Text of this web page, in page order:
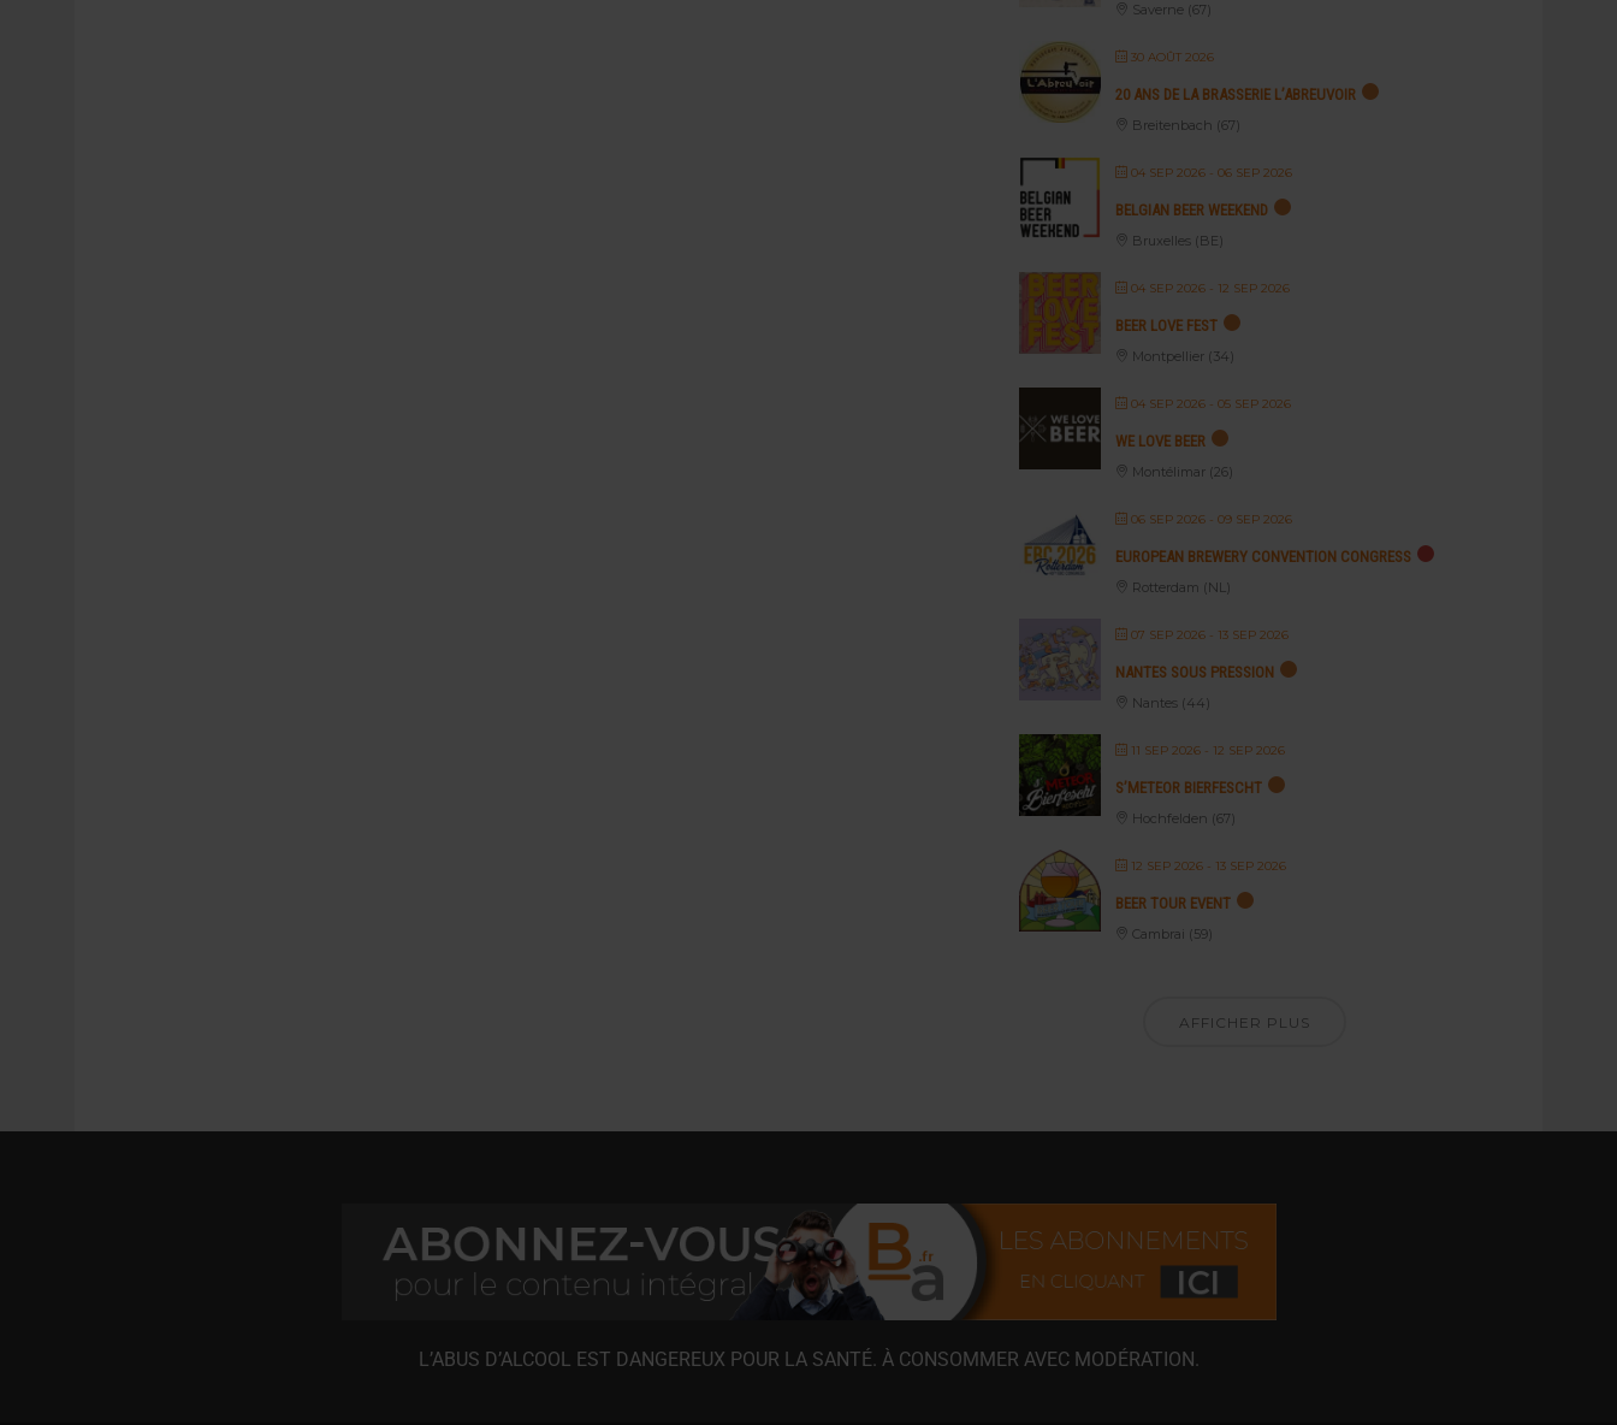
Saverne (67)
30 AOÛT 2026
20 ANS DE LA BRASSERIE L’ABREUVOIR
Breitenbach (67)
04 SEP 2026 - 06 SEP 2026
BELGIAN BEER WEEKEND
Bruxelles (BE)
04 SEP 2026 - 12 SEP 2026
BEER LOVE FEST
Montpellier (34)
04 SEP 2026 - 05 SEP 2026
WE LOVE BEER
Montélimar (26)
06 SEP 2026 - 09 SEP 2026
EUROPEAN BREWERY CONVENTION CONGRESS
Rotterdam (NL)
07 SEP 2026 - 13 SEP 2026
NANTES SOUS PRESSION
Nantes (44)
11 SEP 2026 - 12 SEP 2026
S’METEOR BIERFESCHT
Hochfelden (67)
12 SEP 2026 - 13 SEP 2026
BEER TOUR EVENT
Cambrai (59)
AFFICHER PLUS
L’ABUS D’ALCOOL EST DANGEREUX POUR LA SANTÉ. À CONSOMMER AVEC MODÉRATION.